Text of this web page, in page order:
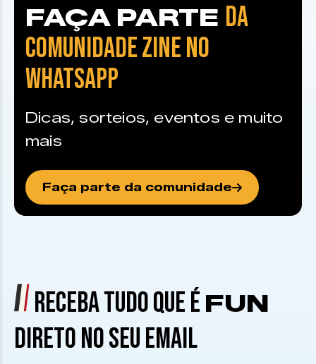
FAÇA PARTE DA
COMUNIDADE ZINE NO
WHATSAPP
Dicas, sorteios, eventos e muito
mais
Faça parte da comunidade
RECEBA TUDO QUE É FUN
DIRETO NO SEU EMAIL